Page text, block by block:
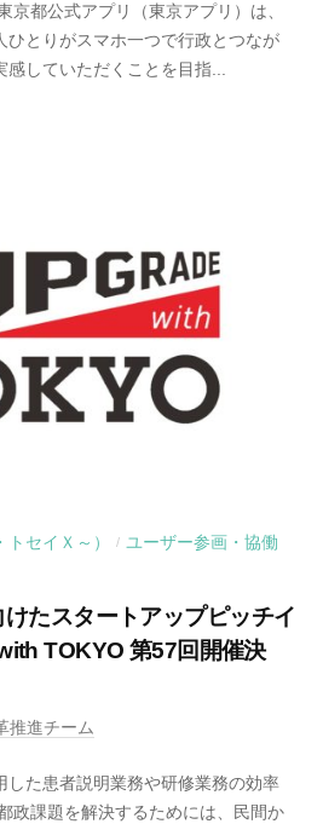
京都公式アプリ（東京アプリ）は、
ひとりがスマホ一つで行政とつなが
していただくことを目指...
セイＸ～） / ユーザー参画・協働
たスタートアップピッチイ
TOKYO 第57回開催決
推進チーム
した患者説明業務や研修業務の効率
政課題を解決するためには、民間か